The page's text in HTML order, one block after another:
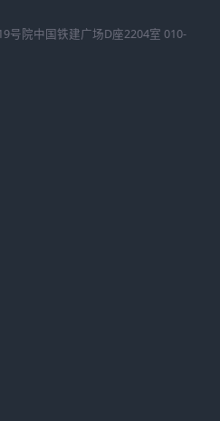
号院中国铁建广场D座2204室 010-